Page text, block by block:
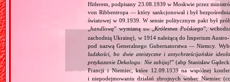
Hitlerem, podpisany 23.08.1939 w Moskwie przez
von Ribbentropa — który sankcjonował i był
światowej w 09.1939. W sensie politycznym pakt był
„handlową” wymianątzw.„Królestwa Polskiego”,
zachodnią Ukrainę), w 1914 należącą do Imperium
pod nazwą Generalnego Gubernatorstwa — Niemcy.
ludzkości, bo dwie ateistyczne i antychrześcijańskie
przykazanie Dekalogu: Nie zabijaj!” (abp Stanisław
Francji i Niemiec, które 12.09.1939 na wspólnej
i niepodejmowaniu działań zbrojnych wobec Niemiec